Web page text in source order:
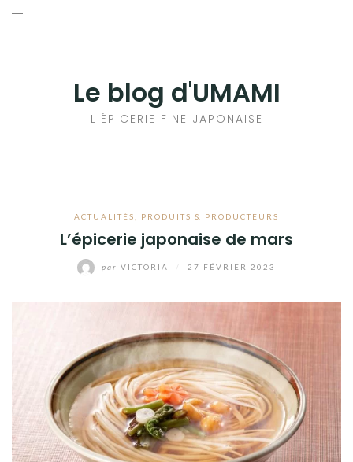
Aller
Le blog d'UMAMI
L'ÉPICERIE FINE JAPONAISE
ACTUALITÉS PRODUITS & PRODUCTEURS
L’épicerie japonaise de mars
par VICTORIA 27 FÉVRIER 2023